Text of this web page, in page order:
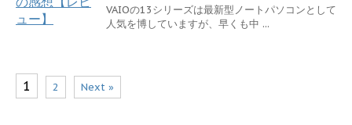
VAIOの13シリーズは最新型ノートパソコンとして
人気を博していますが、早くも中 ...
1 2 Next »